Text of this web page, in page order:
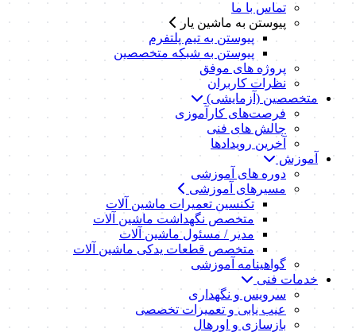
تماس با ما
پیوستن به ماشین یار
پیوستن به تیم پلتفرم
پیوستن به شبکه متخصصین
پروژه های موفق
نظرات کاربران
متخصصین (آزمایشی)
فرصت‌های کارآموزی
چالش های فنی
آخرین رویدادها
آموزش
دوره های آموزشی
مسیرهای آموزشی
تکنسین تعمیرات ماشین آلات
متخصص نگهداشت ماشین آلات
مدیر / مسئول ماشین آلات
متخصص قطعات یدکی ماشین آلات
گواهینامه آموزشی
خدمات فنی
سرویس و نگهداری
عیب یابی و تعمیرات تخصصی
بازسازی و اورهال